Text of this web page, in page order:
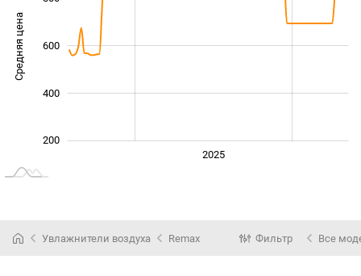
Средняя цена 1 000
200
400
600
2025
Увлажнители воздуха Remax Фильтр Все